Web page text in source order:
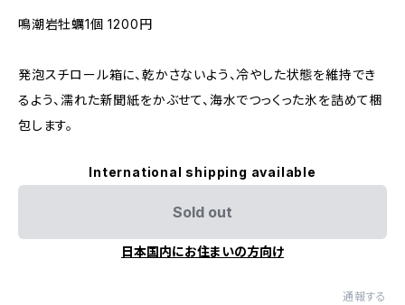
鳴潮岩牡蠣1個 1200円
発泡スチロール箱に、乾かさないよう、冷やした状態を維持でき
るよう、濡れた新聞紙をかぶせて、海水でつっくった氷を詰めて梱
包します。
International shipping available
Sold out
日本国内にお住まいの方向け
通報する